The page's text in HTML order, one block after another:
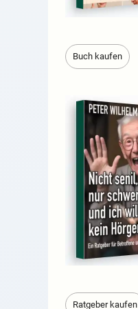
Buch kaufen
Ratgeber kaufen